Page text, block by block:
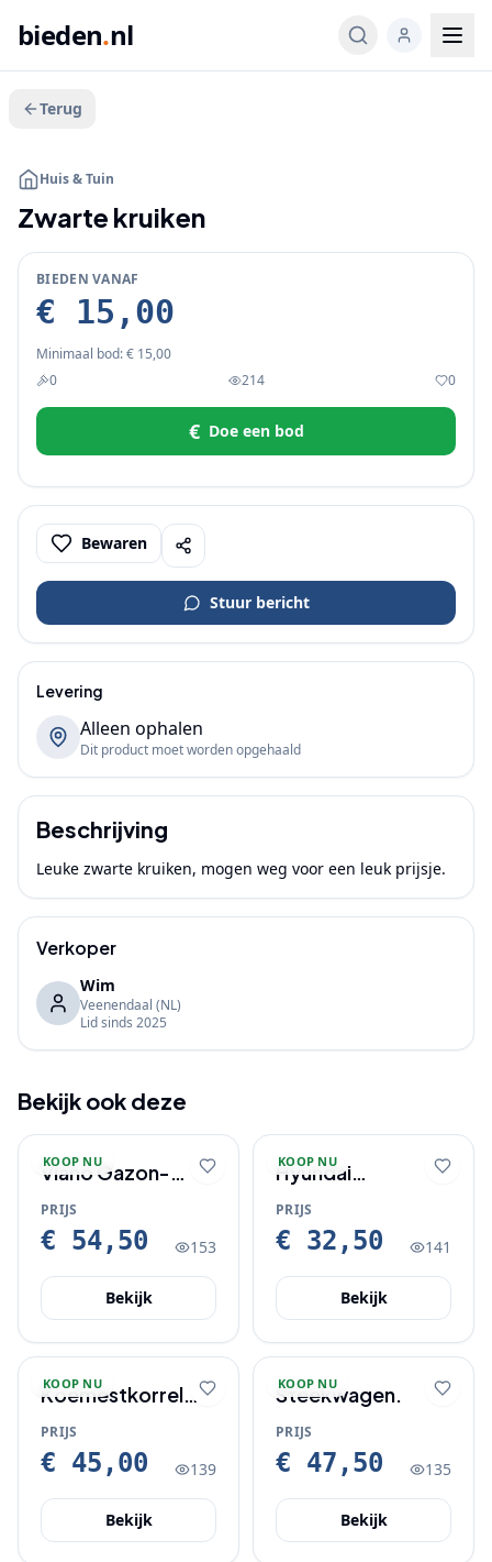
bieden.nl
Terug
BIEDEN
Huis & Tuin
Zwarte kruiken
BIEDEN VANAF
€ 15,00
Minimaal bod:€ 15,00
0
214 0
€ Doe een bod
Bewaren
Stuur bericht
Levering
Alleen ophalen
Dit product moet worden opgehaald
Beschrijving
Leuke zwarte kruiken, mogen weg voor een leuk prijsje.
Verkoper
Wim
Veenendaal (NL)
Lid sinds 2025
Bekijk ook deze
KOOP NU
Viano Gazon-
booster 20 KG
PRIJS
€ 54,50 153
Bekijk
KOOP NU
Hyundai
draagbare
slanghaspel 20
PRIJS
€ 32,50 141
Bekijk
KOOP NU
Koemestkorrel
aanbieding.
PRIJS
€ 45,00 139
Bekijk
KOOP NU
Steekwagen.
PRIJS
€ 47,50 135
Bekijk